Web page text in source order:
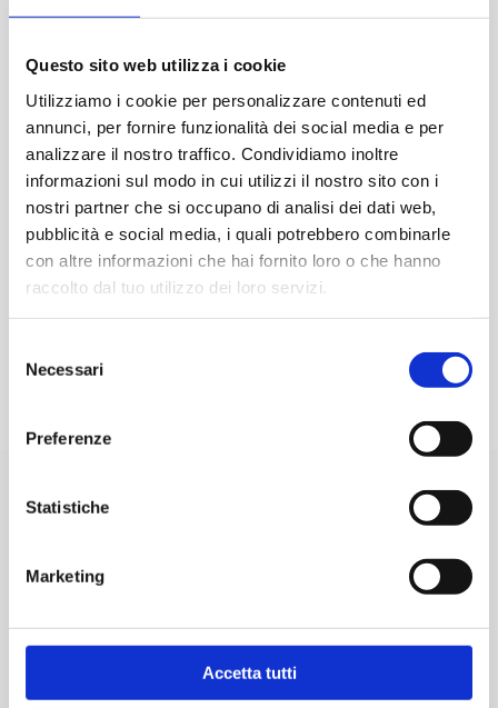
Questo sito web utilizza i cookie
Utilizziamo i cookie per personalizzare contenuti ed
annunci, per fornire funzionalità dei social media e per
analizzare il nostro traffico. Condividiamo inoltre
informazioni sul modo in cui utilizzi il nostro sito con i
nostri partner che si occupano di analisi dei dati web,
pubblicità e social media, i quali potrebbero combinarle
con altre informazioni che hai fornito loro o che hanno
raccolto dal tuo utilizzo dei loro servizi.
delNecessari
Preferenze
Statistiche
Marketing
Accetta tutti
POPULAR POSTS
Cambio Valuta
Nuovo metodo di pagamento
Salta la fila con il Fast Track!
Parcheggi Ufficiali di Torino Airport